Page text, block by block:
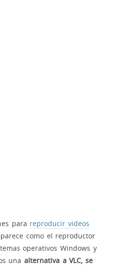
para reproducir videos
aparece como el reproductor
operativos Windows y
una alternativa a VLC, se